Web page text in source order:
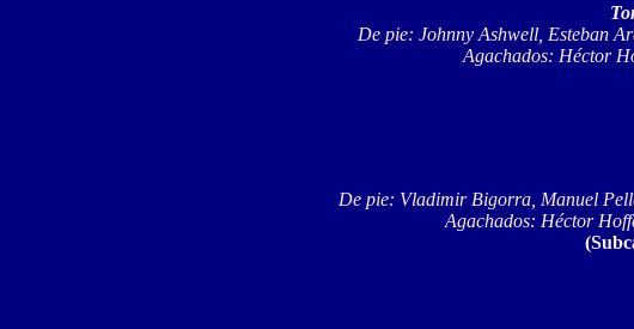
De pie: Johnny Ashwell, Esteban
Agachados: Héctor
De pie: Vladimir Bigorra, Manuel
Agachados: Héctor